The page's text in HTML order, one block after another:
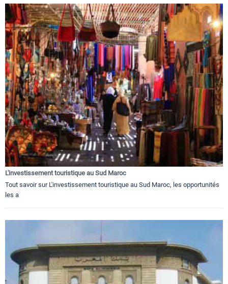
L'investissement touristique au Sud Maroc
Tout savoir sur L'investissement touristique au Sud Maroc, les opportunités
les a